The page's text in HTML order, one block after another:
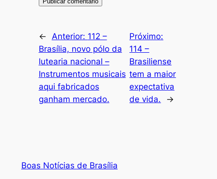
← Anterior: 112 –
Brasília, novo pólo da
lutearia nacional –
Instrumentos musicais
aqui fabricados
ganham mercado.
Próximo:
114 –
Brasiliense
tem a maior
expectativa
de vida.
→
Boas Notícias de Brasília